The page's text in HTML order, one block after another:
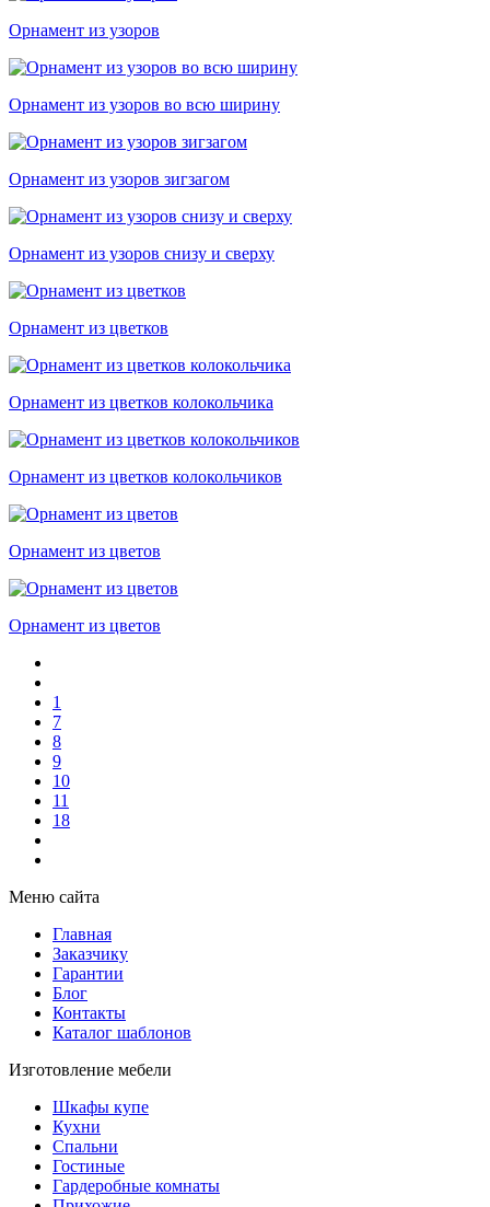
Орнамент из узоров
Орнамент из узоров во всю ширину
Орнамент из узоров зигзагом
Орнамент из узоров снизу и сверху
Орнамент из цветков
Орнамент из цветков колокольчика
Орнамент из цветков колокольчиков
Орнамент из цветов
Орнамент из цветов
1
7
8
9
10
11
18
Меню сайта
Главная
Заказчику
Гарантии
Блог
Контакты
Каталог шаблонов
Изготовление мебели
Шкафы купе
Кухни
Спальни
Гостиные
Гардеробные комнаты